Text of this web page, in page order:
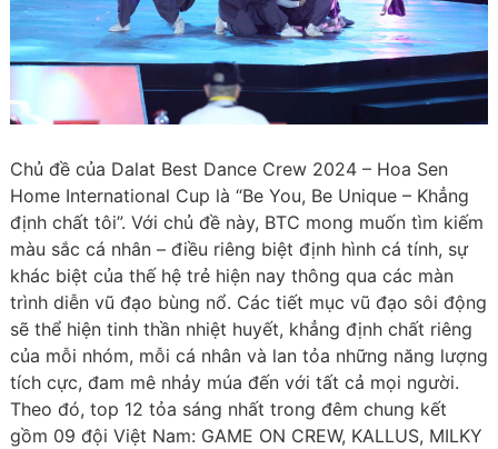
Chủ đề của Dalat Best Dance Crew 2024 – Hoa Sen
Home International Cup là “Be You, Be Unique – Khẳng
định chất tôi”. Với chủ đề này, BTC mong muốn tìm kiếm
màu sắc cá nhân – điều riêng biệt định hình cá tính, sự
khác biệt của thế hệ trẻ hiện nay thông qua các màn
trình diễn vũ đạo bùng nổ. Các tiết mục vũ đạo sôi động
sẽ thể hiện tinh thần nhiệt huyết, khẳng định chất riêng
của mỗi nhóm, mỗi cá nhân và lan tỏa những năng lượng
tích cực, đam mê nhảy múa đến với tất cả mọi người.
Theo đó, top 12 tỏa sáng nhất trong đêm chung kết
gồm 09 đội Việt Nam: GAME ON CREW, KALLUS, MILKY